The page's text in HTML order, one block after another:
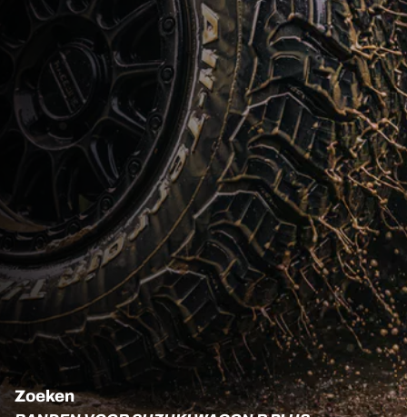
Zoeken